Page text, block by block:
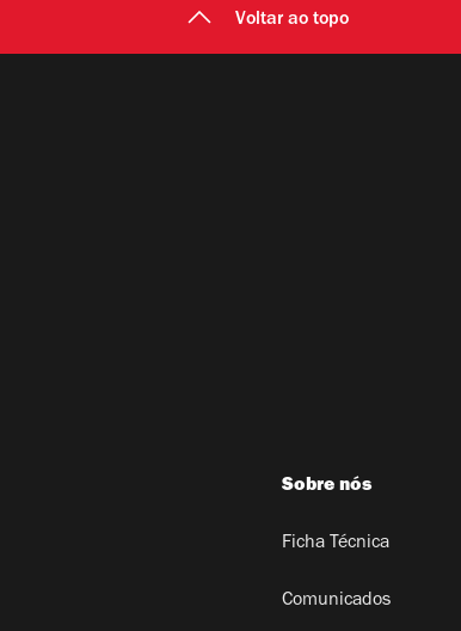
Voltar ao topo
Sobre nós
Ficha Técnica
Comunicados